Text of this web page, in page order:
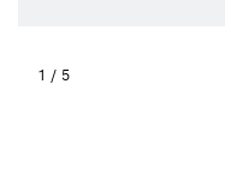
1 / 5